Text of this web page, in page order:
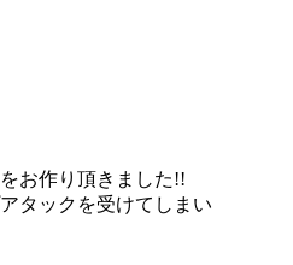
お作り頂きました!!
タックを受けてしまい